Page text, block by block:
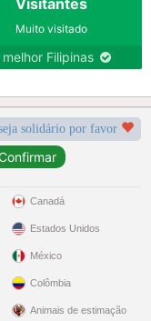
Visitantes
Muito visitado
melhor Filipinas
solidário por favor
Canadá
Estados Unidos
México
Colômbia
Animais de estimação